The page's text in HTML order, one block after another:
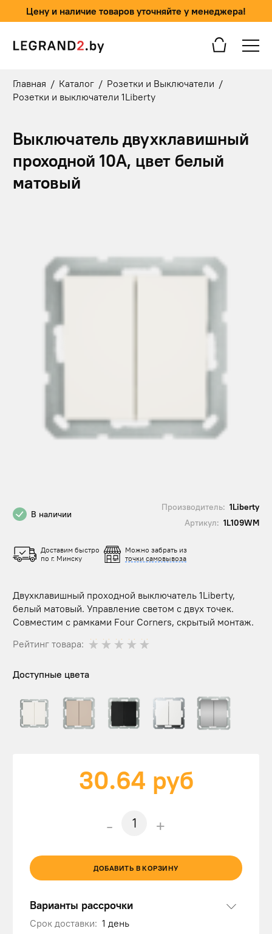
Цену и наличие товаров уточняйте у менеджера!
Главная / Каталог / Розетки и Выключатели /
Розетки и выключатели 1Liberty
Выключатель двухклавишный
проходной 10А, цвет белый
матовый
В наличии
Производитель: 1Liberty
Артикул: 1L109WM
Доставим быстро
по г. Минску
Можно забрать из
точки самовывоза
Двухклавишный проходной выключатель 1Liberty,
белый матовый. Управление светом с двух точек.
Совместим с рамками Four Corners, скрытый монтаж.
Рейтинг товара:
Доступные цвета
30.64 руб
- +
ДОБАВИТЬ В КОРЗИНУ
Варианты рассрочки
Срок доставки: 1 день